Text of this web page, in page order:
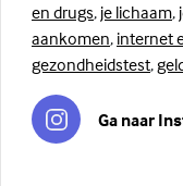
en drugs, je lichaam,
aankomen, internet
gezondheidstest,
Ga naar